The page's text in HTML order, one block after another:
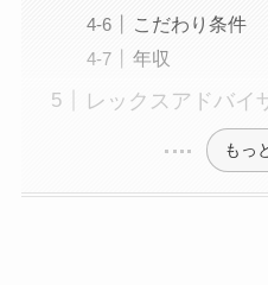
こだわり条件
年収
レックスアドバイ
もっ